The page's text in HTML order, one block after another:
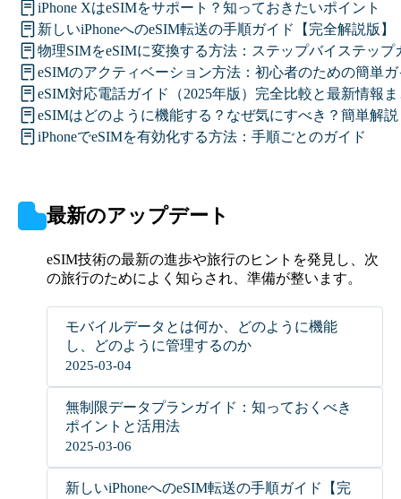
iPhone XはeSIMをサポート？知っておきたいポイント
新しいiPhoneへのeSIM転送の手順ガイド【完全解説版】
物理SIMをeSIMに変換する方法：ステップバイステップ
eSIMのアクティベーション方法：初心者のための簡単
eSIM対応電話ガイド（2025年版）完全比較と最新情報
eSIMはどのように機能する？なぜ気にすべき？簡単解説
iPhoneでeSIMを有効化する方法：手順ごとのガイド
最新のアップデート
eSIM技術の最新の進歩や旅行のヒントを発見し、次
の旅行のためによく知らされ、準備が整います。
モバイルデータとは何か、どのように機能
し、どのように管理するのか
2025-03-04
無制限データプランガイド：知っておくべき
ポイントと活用法
2025-03-06
新しいiPhoneへのeSIM転送の手順ガイド【完